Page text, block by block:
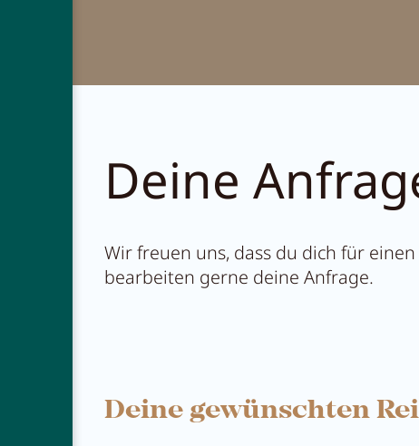
Deine
Wir freuen uns, dass du dich für
bearbeiten gerne deine Anfrage.
Deine gewünschten